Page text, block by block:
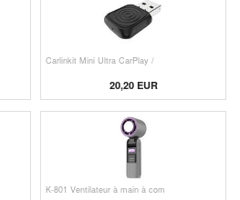
Carlinkit Mini Ultra CarPlay /
20,20 EUR
K-801 Ventilateur à main à com